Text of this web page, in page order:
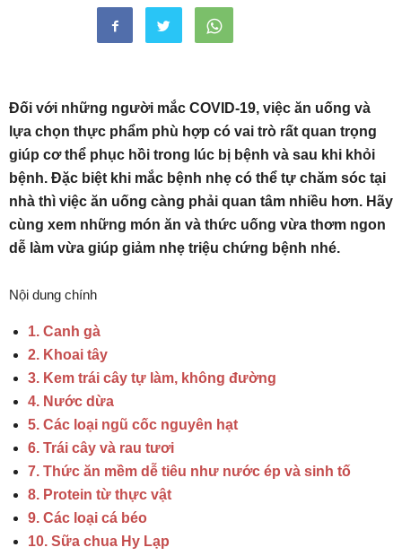
Đối với những người mắc COVID-19, việc ăn uống và
lựa chọn thực phẩm phù hợp có vai trò rất quan trọng
giúp cơ thể phục hồi trong lúc bị bệnh và sau khi khỏi
bệnh. Đặc biệt khi mắc bệnh nhẹ có thể tự chăm sóc tại
nhà thì việc ăn uống càng phải quan tâm nhiều hơn. Hãy
cùng xem những món ăn và thức uống vừa thơm ngon
dễ làm vừa giúp giảm nhẹ triệu chứng bệnh nhé.
Nội dung chính
1. Canh gà
2. Khoai tây
3. Kem trái cây tự làm, không đường
4. Nước dừa
5. Các loại ngũ cốc nguyên hạt
6. Trái cây và rau tươi
7. Thức ăn mềm dễ tiêu như nước ép và sinh tố
8. Protein từ thực vật
9. Các loại cá béo
10. Sữa chua Hy Lạp